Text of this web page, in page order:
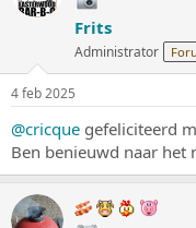
Frits
Administrator
4 feb 2025
@cricque gefeliciteerd
Ben benieuwd naar het